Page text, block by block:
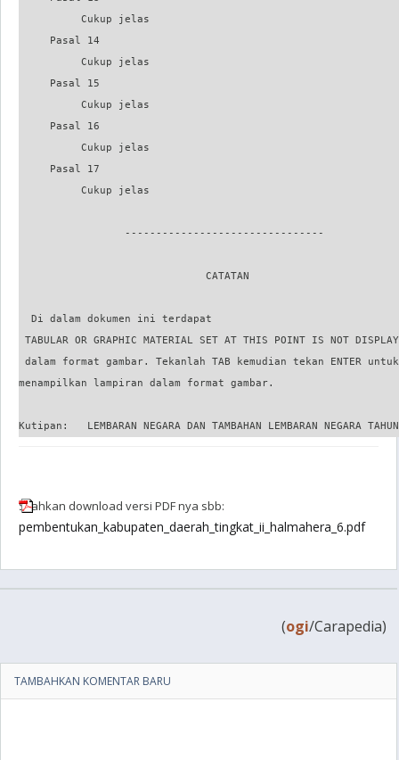
Silahkan download versi PDF nya sbb:
pembentukan_kabupaten_daerah_tingkat_ii_halmahera_6.pdf
(ogi/Carapedia)
TAMBAHKAN KOMENTAR BARU